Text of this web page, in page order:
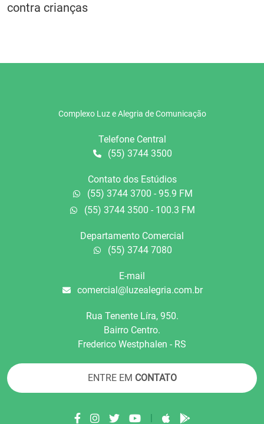
contra crianças
Complexo Luz e Alegria de Comunicação
Telefone Central
(55) 3744 3500
Contato dos Estúdios
(55) 3744 3700 - 95.9 FM
(55) 3744 3500 - 100.3 FM
Departamento Comercial
(55) 3744 7080
E-mail
comercial@luzealegria.com.br
Rua Tenente Líra, 950.
Bairro Centro.
Frederico Westphalen - RS
ENTRE EM CONTATO
|